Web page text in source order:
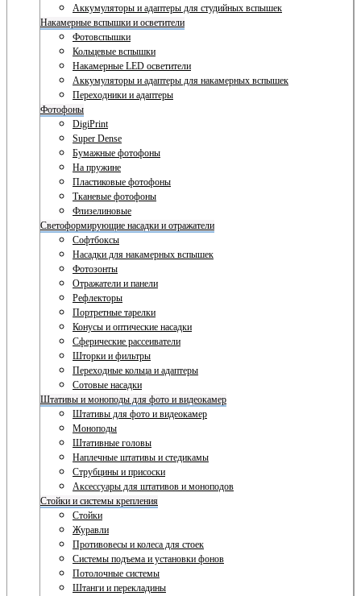
Аккумуляторы и адаптеры для студийных вспышек
Накамерные вспышки и осветители
Фотовспышки
Кольцевые вспышки
Накамерные LED осветители
Аккумуляторы и адаптеры для накамерных вспышек
Переходники и адаптеры
Фотофоны
DigiPrint
Super Dense
Бумажные фотофоны
На пружине
Пластиковые фотофоны
Тканевые фотофоны
Флизелиновые
Светоформирующие насадки и отражатели
Софтбоксы
Насадки для накамерных вспышек
Фотозонты
Отражатели и панели
Рефлекторы
Портретные тарелки
Конусы и оптические насадки
Сферические рассеиватели
Шторки и фильтры
Переходные кольца и адаптеры
Сотовые насадки
Штативы и моноподы для фото и видеокамер
Штативы для фото и видеокамер
Моноподы
Штативные головы
Наплечные штативы и стедикамы
Струбцины и присоски
Аксессуары для штативов и моноподов
Стойки и системы крепления
Стойки
Журавли
Противовесы и колеса для стоек
Системы подъема и установки фонов
Потолочные системы
Штанги и перекладины